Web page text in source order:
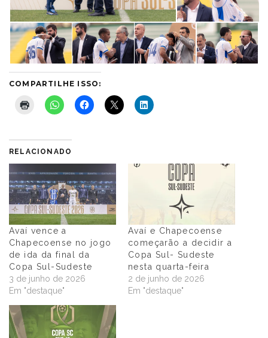
COMPARTILHE ISSO:
RELACIONADO
Avaí vence a
Chapecoense no jogo
de ida da final da
Copa Sul-Sudeste
3 de junho de 2026
Em "destaque"
Avaí e Chapecoense
começarão a decidir a
Copa Sul- Sudeste
nesta quarta-feira
2 de junho de 2026
Em "destaque"